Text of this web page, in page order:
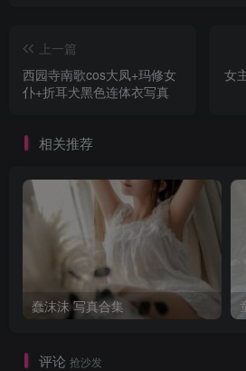
上一篇
西园寺南歌cos大凤+玛修女
仆+折耳犬黑色连体衣写真
女
相关推荐
蠢沫沫 写真合集
评论 抢沙发